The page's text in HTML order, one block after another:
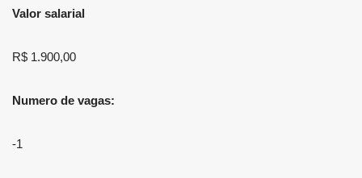
Valor salarial
R$ 1.900,00
Numero de vagas:
-1